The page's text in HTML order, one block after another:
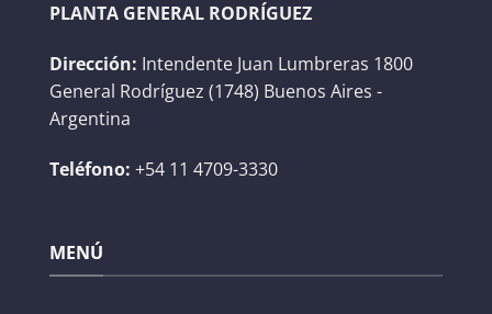
PLANTA GENERAL RODRÍGUEZ
Dirección: Intendente Juan Lumbreras 1800
General Rodríguez (1748) Buenos Aires -
Argentina
Teléfono: +54 11 4709-3330
MENÚ